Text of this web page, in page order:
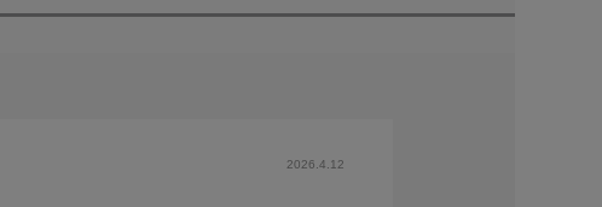
2026.4.12